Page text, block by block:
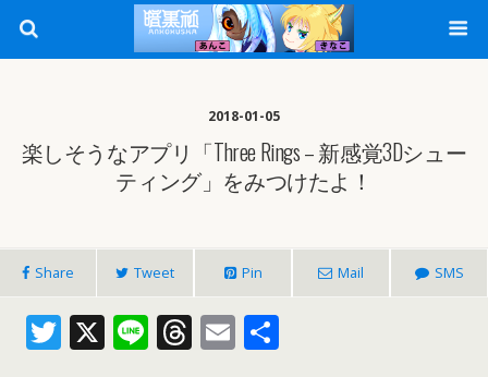
2018-01-05
楽しそうなアプリ「Three Rings – 新感覚3Dシュー
ティング」をみつけたよ！
Share Tweet Pin Mail SMS
T X Li T E